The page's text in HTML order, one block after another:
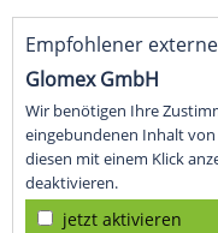
Empfohlener
Glomex GmbH
Wir benötigen Ihre
eingebundenen Inhalt von
diesen mit einem Klick
deaktivieren.
jetzt aktivieren